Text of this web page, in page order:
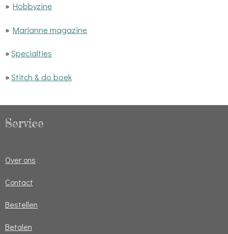
» Hobbyzine
» Marianne magazine
»Specialties
»Stitch & do boek
Service
Over ons
Contact
Bestellen
Betalen